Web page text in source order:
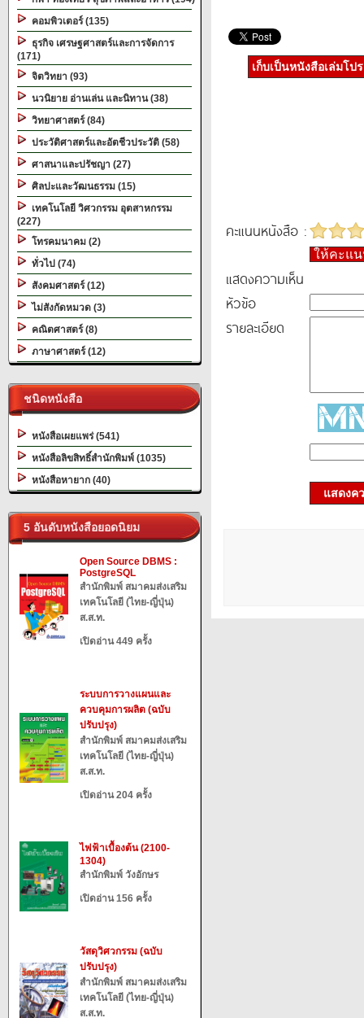
คอมพิวเตอร์ (135)
ธุรกิจ เศรษฐศาสตร์และการจัดการ
(171)
จิตวิทยา (93)
นวนิยาย อ่านเล่น และนิทาน (38)
วิทยาศาสตร์ (84)
ประวัติศาสตร์และอัตชีวประวัติ (58)
ศาสนาและปรัชญา (27)
ศิลปะและวัฒนธรรม (15)
เทคโนโลยี วิศวกรรม อุตสาหกรรม
(227)
โทรคมนาคม (2)
ทั่วไป (74)
สังคมศาสตร์ (12)
ไม่สังกัดหมวด (3)
คณิตศาสตร์ (8)
ภาษาศาสตร์ (12)
ชนิดหนังสือ
หนังสือเผยแพร่ (541)
หนังสือลิขสิทธิ์สำนักพิมพ์ (1035)
หนังสือหายาก (40)
5 อันดับหนังสือยอดนิยม
Open Source DBMS :
PostgreSQL
สำนักพิมพ์ สมาคมส่งเสริม
เทคโนโลยี (ไทย-ญี่ปุ่น)
ส.ส.ท.
เปิดอ่าน 449 ครั้ง
ระบบการวางแผนและ
ควบคุมการผลิต (ฉบับ
ปรับปรุง)
สำนักพิมพ์ สมาคมส่งเสริม
เทคโนโลยี (ไทย-ญี่ปุ่น)
ส.ส.ท.
เปิดอ่าน 204 ครั้ง
ไฟฟ้าเบื้องต้น (2100-
1304)
สำนักพิมพ์ วังอักษร
เปิดอ่าน 156 ครั้ง
วัสดุวิศวกรรม (ฉบับ
ปรับปรุง)
สำนักพิมพ์ สมาคมส่งเสริม
เทคโนโลยี (ไทย-ญี่ปุ่น)
ส.ส.ท.
เก็บเป็นหนังสือเล่มโป
คะแนนหนังสือ :
ให้คะแ
แสดงความเห็น
หัวข้อ
รายละเอียด
แสดงค